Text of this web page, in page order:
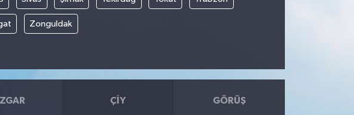
Zonguldak
ÇIY GÖRÜŞ